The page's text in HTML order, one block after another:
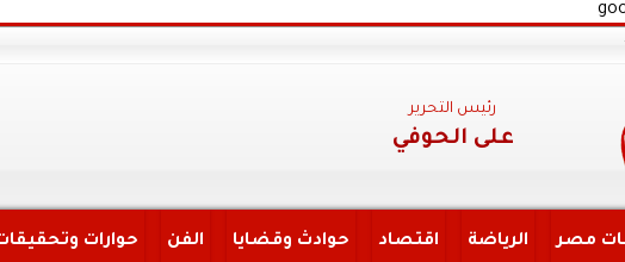
رئيس التحرير
على الحوفي
مصر الرياضة اقتصاد حوادث وقضايا الفن حوارات